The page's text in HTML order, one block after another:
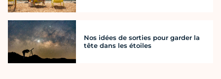
Nos idées de sorties pour garder la
tête dans les étoiles